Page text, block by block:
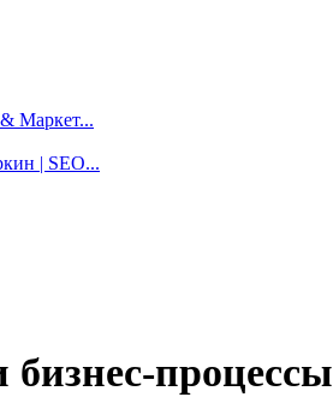
Маркет...
| SEO...
бизнес-процессы